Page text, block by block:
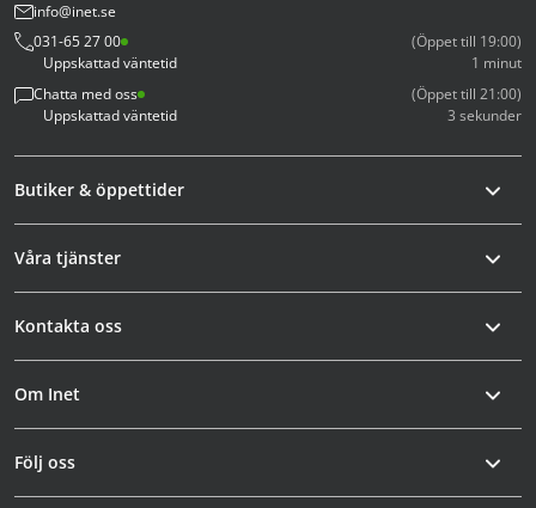
info@inet.se
031-65 27 00
(Öppet till 19:00)
Uppskattad väntetid
1 minut
Chatta med oss
(Öppet till 21:00)
Uppskattad väntetid
3 sekunder
Butiker & öppettider
Våra tjänster
Kontakta oss
Om Inet
Följ oss